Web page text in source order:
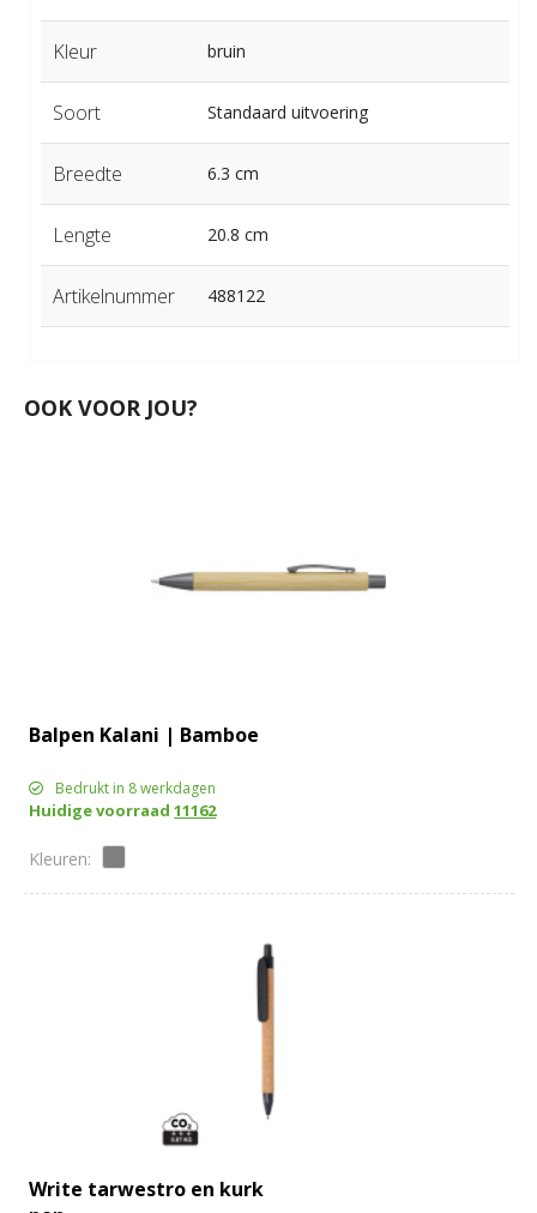
Kleur bruin
Soort Standaard uitvoering
Breedte 6.3 cm
Lengte 20.8 cm
Artikelnummer 488122
OOK VOOR JOU?
Balpen Kalani | Bamboe
Bedrukt in 8 werkdagen
Huidige voorraad11162
Write tarwestro en kurk